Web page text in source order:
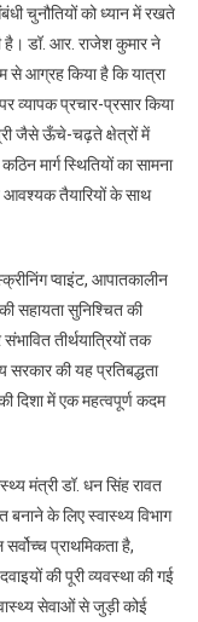
चुनौतियों को ध्यान में रखते
है। डॉ. आर. राजेश कुमार ने
से आग्रह किया है कि यात्रा
व्यापक प्रचार-प्रसार किया
जैसे ऊँचे-चढ़ते क्षेत्रों में
मार्ग स्थितियों का सामना
आवश्यक तैयारियों के साथ
प्वाइंट, आपातकालीन
सहायता सुनिश्चित की
तीर्थयात्रियों तक
की यह प्रतिबद्धता
दिशा में एक महत्वपूर्ण कदम
मंत्री डॉ. धन सिंह रावत
बनाने के लिए स्वास्थ्य विभाग
प्राथमिकता है,
की पूरी व्यवस्था की गई
सेवाओं से जुड़ी कोई